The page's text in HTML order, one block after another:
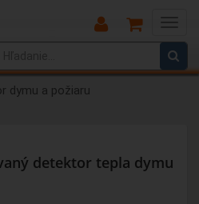
Main
Menu
dymu a požiaru
detektor tepla dymu